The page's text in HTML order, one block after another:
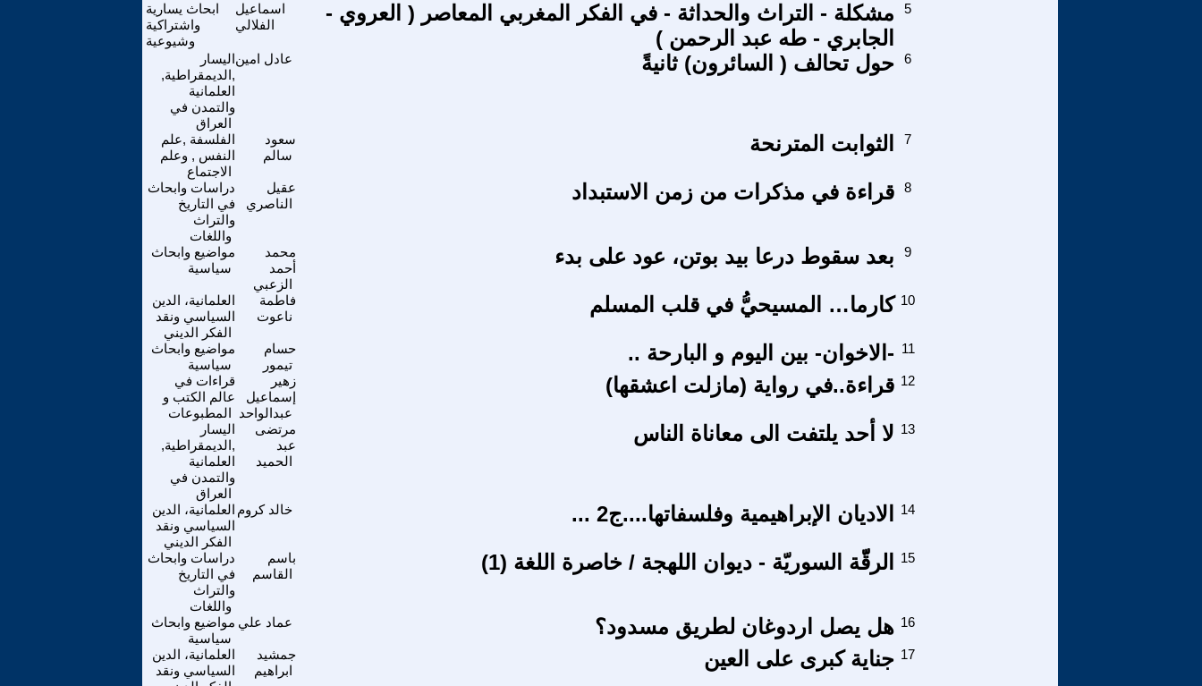
ابحاث يسارية
واشتراكية
وشيوعية
اسماعيل
الفلالي
مشكلة - التراث والحداثة - في الفكر المغربي المعاصر ( العروي -
الجابري - طه عبد الرحمن )
5
اليسار
,الديمقراطية,
العلمانية
والتمدن في
العراق
عادل امين حول تحالف ( السائرون) ثانيةً 6
الفلسفة ,علم
النفس , وعلم
الاجتماع
سعود
سالم
الثوابت المترنحة 7
دراسات وابحاث
في التاريخ
والتراث
واللغات
عقيل
الناصري
قراءة في مذكرات من زمن الاستبداد 8
مواضيع وابحاث
سياسية
محمد
أحمد
الزعبي
بعد سقوط درعا بيد بوتن، عود على بدء 9
العلمانية، الدين
السياسي ونقد
الفكر الديني
فاطمة
ناعوت
كارما… المسيحيُّ في قلب المسلم 10
مواضيع وابحاث
سياسية
حسام
تيمور
-الاخوان- بين اليوم و البارحة .. 11
قراءات في
عالم الكتب و
المطبوعات
زهير
إسماعيل
عبدالواحد
قراءة..في رواية (مازلت اعشقها) 12
اليسار
,الديمقراطية,
العلمانية
والتمدن في
العراق
مرتضى
عبد
الحميد
لا أحد يلتفت الى معاناة الناس 13
العلمانية، الدين
السياسي ونقد
الفكر الديني
خالد كروم الاديان الإبراهيمية وفلسفاتها....ج2 ... 14
دراسات وابحاث
في التاريخ
والتراث
واللغات
باسم
القاسم
الرقّّة السوريّة - ديوان اللهجة / خاصرة اللغة (1) 15
مواضيع وابحاث
سياسية
عماد علي هل يصل اردوغان لطريق مسدود؟ 16
العلمانية، الدين
السياسي ونقد
جمشيد
ابراهيم
جناية كبرى على العين 17